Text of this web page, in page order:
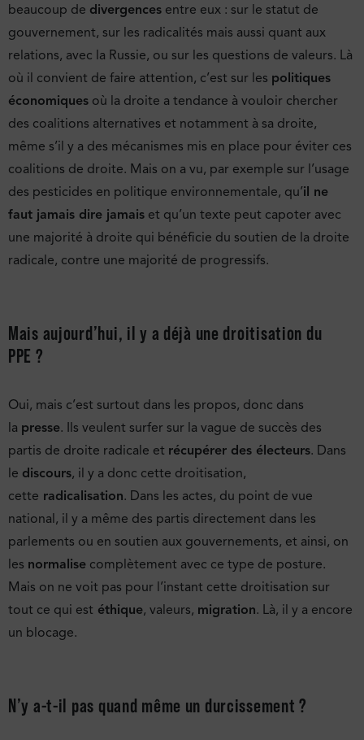
beaucoup de divergences entre eux : sur le statut de
gouvernement, sur les radicalités mais aussi quant aux
relations, avec la Russie, ou sur les questions de valeurs. Là
où il convient de faire attention, c’est sur les politiques
économiques où la droite a tendance à vouloir chercher
des coalitions alternatives et notamment à sa droite,
même s’il y a des mécanismes mis en place pour éviter ces
coalitions de droite. Mais on a vu, par exemple sur l’usage
des pesticides en politique environnementale, qu’il ne
faut jamais dire jamais et qu’un texte peut capoter avec
une majorité à droite qui bénéficie du soutien de la droite
radicale, contre une majorité de progressifs.
Mais aujourd’hui, il y a déjà une droitisation du
PPE ?
Oui, mais c’est surtout dans les propos, donc dans
la presse. Ils veulent surfer sur la vague de succès des
partis de droite radicale et récupérer des électeurs. Dans
le discours, il y a donc cette droitisation,
cette radicalisation. Dans les actes, du point de vue
national, il y a même des partis directement dans les
parlements ou en soutien aux gouvernements, et ainsi, on
les normalise complètement avec ce type de posture.
Mais on ne voit pas pour l’instant cette droitisation sur
tout ce qui est éthique, valeurs, migration. Là, il y a encore
un blocage.
N’y a-t-il pas quand même un durcissement ?